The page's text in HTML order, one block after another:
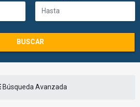
BUSCAR
Búsqueda Avanzada